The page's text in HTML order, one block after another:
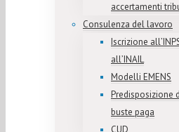
accertamenti
Consulenza del lavoro
Iscrizione
all’INAIL
Modelli EMENS
Predisposizione
buste paga
CUD